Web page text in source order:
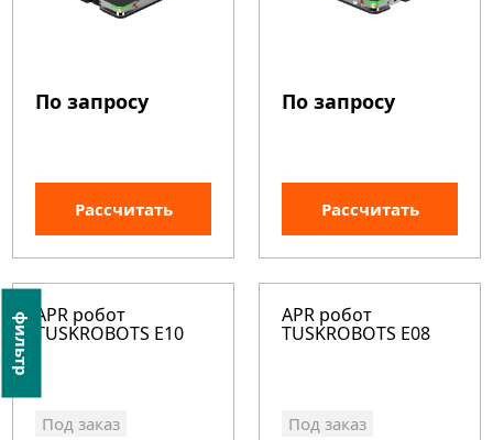
фильтр
По запросу
Рассчитать
По запросу
Рассчитать
APR робот
TUSKROBOTS E10
Под заказ
APR робот
TUSKROBOTS E08
Под заказ